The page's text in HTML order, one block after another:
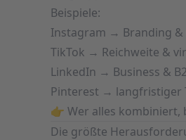
Beispiele:
Instagram → Branding &
TikTok → Reichweite &
LinkedIn → Business &
Pinterest → langfristiger
👉 Wer alles kombiniert,
Die größte